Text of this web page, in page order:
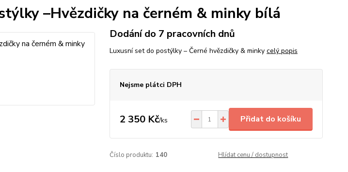
–Hvězdičky na černém & minky bílá
Dodání do 7 pracovních dnů
Luxusní set do postýlky – Černé hvězdičky & minky celý popis
Nejsme plátci DPH
2 350 Kč/ks Přidat do košíku
Číslo produktu: 140 Hlídat cenu / dostupnost